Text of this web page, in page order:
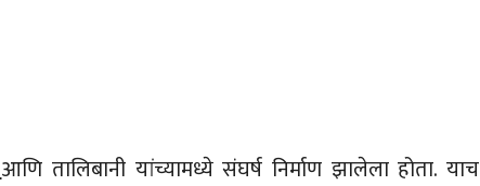
आणि तालिबानी यांच्यामध्ये संघर्ष निर्माण झालेला होता. याच